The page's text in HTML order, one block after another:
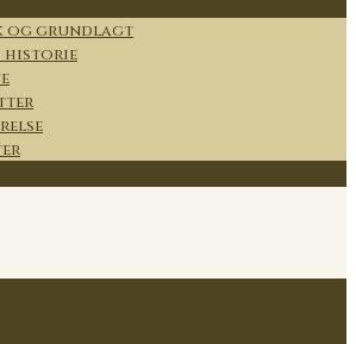
og grundlagt
historie